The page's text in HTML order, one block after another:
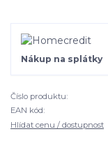
Nákup na splátky
Číslo produktu:
EAN kód:
Hlídat cenu / dostupnost